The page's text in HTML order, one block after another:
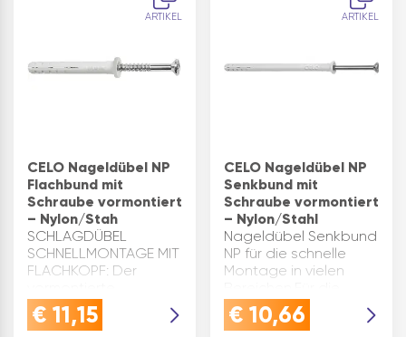
ARTIKEL
CELO Nageldübel NP
Flachbund mit
Schraube vormontiert
– Nylon/Stah
SCHLAGDÜBEL
SCHNELLMONTAGE MIT
FLACHKOPF: Der
Nageldübel NP 6x40
sorgt für effiziente
€ 11,15
ARTIKEL
CELO Nageldübel NP
Senkbund mit
Schraube vormontiert
– Nylon/Stahl
Nageldübel Senkbund
NP für die schnelle
Montage in vielen
schnelle Befestigung
von Rahmen, Latten,
€ 10,66